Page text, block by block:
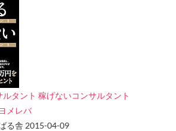
タント 稼げないコンサルタント
ヨメレバ
る舎 2015-04-09